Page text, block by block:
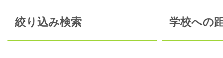
絞り込み検索 学校への